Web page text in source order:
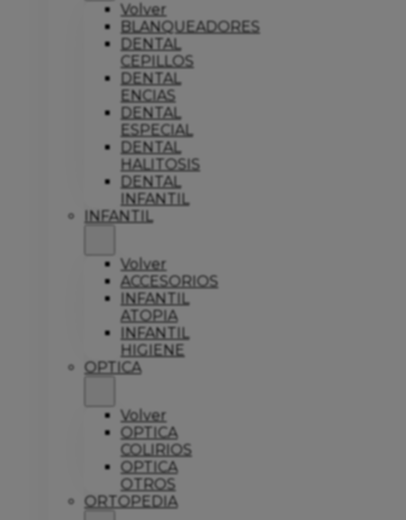
Volver
BLANQUEADORES
DENTAL
CEPILLOS
DENTAL
ENCIAS
DENTAL
ESPECIAL
DENTAL
HALITOSIS
DENTAL
INFANTIL
INFANTIL
Volver
ACCESORIOS
INFANTIL
ATOPIA
INFANTIL
HIGIENE
OPTICA
Volver
OPTICA
COLIRIOS
OPTICA
OTROS
ORTOPEDIA